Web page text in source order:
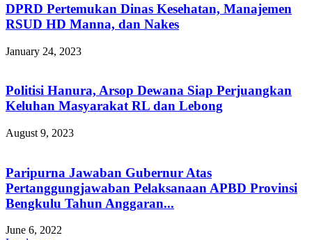
DPRD Pertemukan Dinas Kesehatan, Manajemen
RSUD HD Manna, dan Nakes
January 24, 2023
Politisi Hanura, Arsop Dewana Siap Perjuangkan
Keluhan Masyarakat RL dan Lebong
August 9, 2023
Paripurna Jawaban Gubernur Atas
Pertanggungjawaban Pelaksanaan APBD Provinsi
Bengkulu Tahun Anggaran...
June 6, 2022